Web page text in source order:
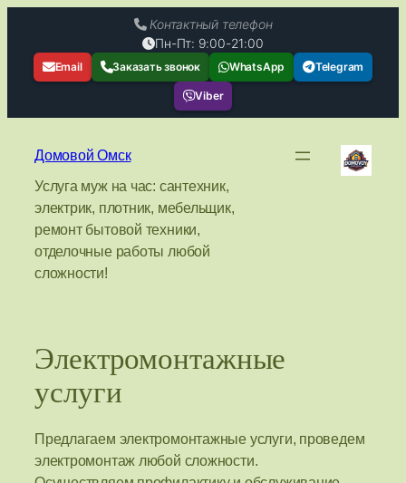
Контактный телефон
Пн-Пт: 9:00-21:00
Email Заказать звонок WhatsApp Telegram
Viber
Домовой Омск
Услуга муж на час: сантехник,
электрик, плотник, мебельщик,
ремонт бытовой техники,
отделочные работы любой
сложности!
Электромонтажные
услуги
Предлагаем электромонтажные услуги, проведем
электромонтаж любой сложности.